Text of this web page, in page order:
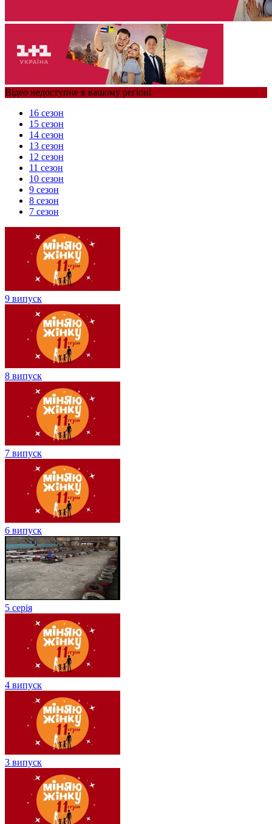
Відео недоступне в вашому регіоні
16 сезон
15 сезон
14 сезон
13 сезон
12 сезон
11 сезон
10 сезон
9 сезон
8 сезон
7 сезон
9 випуск
8 випуск
7 випуск
6 випуск
5 серія
4 випуск
3 випуск